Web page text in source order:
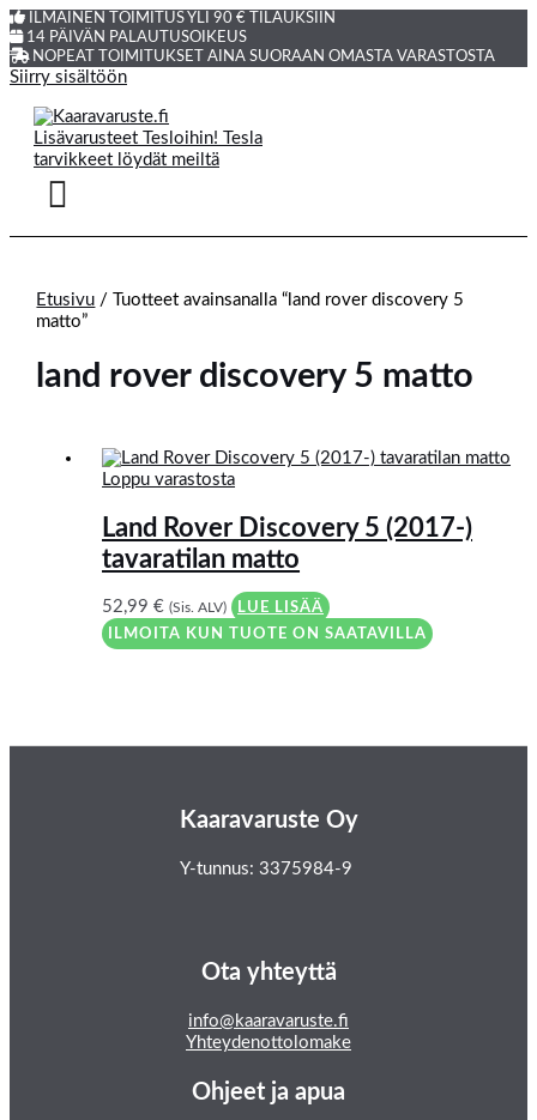
ILMAINEN TOIMITUS YLI 90 € TILAUKSIIN
14 PÄIVÄN PALAUTUSOIKEUS
NOPEAT TOIMITUKSET AINA SUORAAN OMASTA VARASTOSTA
Siirry sisältöön
Etusivu / Tuotteet avainsanalla “land rover discovery 5
matto”
land rover discovery 5 matto
Loppu varastosta
Land Rover Discovery 5 (2017-)
tavaratilan matto
52,99€ (Sis. ALV)
LUE LISÄÄ
ILMOITA KUN TUOTE ON SAATAVILLA
Kaaravaruste Oy
Y-tunnus: 3375984-9
Ota yhteyttä
info@kaaravaruste.fi
Yhteydenottolomake
Ohjeet ja apua